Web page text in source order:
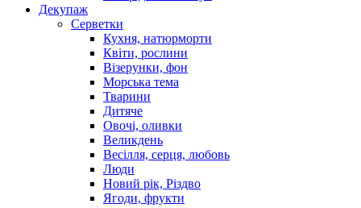
Декупаж
Серветки
Кухня, натюрморти
Квіти, рослини
Візерунки, фон
Морська тема
Тварини
Дитяче
Овочі, оливки
Великдень
Весілля, серця, любовь
Люди
Новий рік, Різдво
Ягоди, фрукти